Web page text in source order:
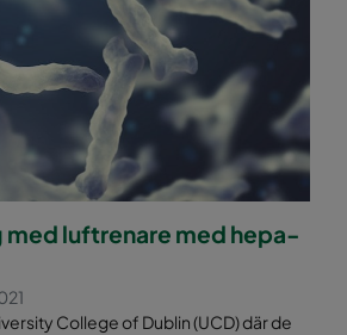
luftrenare med hepa-
College of Dublin (UCD) där de